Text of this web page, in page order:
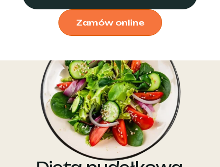
Zamów online